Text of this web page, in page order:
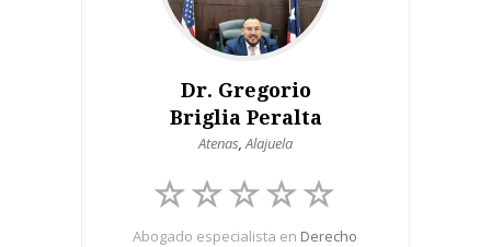
Dr. Gregorio
Briglia Peralta
Atenas,Alajuela
Abogado especialista en Derecho